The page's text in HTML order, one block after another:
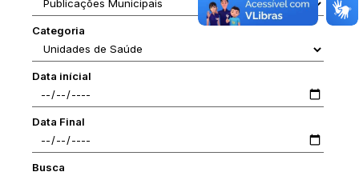
Categoria
Data inícial
Data Final
Busca